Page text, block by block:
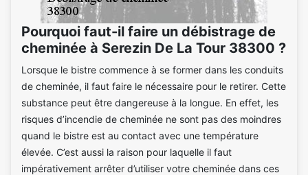
Pourquoi faut-il faire un débistrage de
cheminée à Serezin De La Tour 38300 ?
Lorsque le bistre commence à se former dans les conduits
de cheminée, il faut faire le nécessaire pour le retirer. Cette
substance peut être dangereuse à la longue. En effet, les
risques d’incendie de cheminée ne sont pas des moindres
quand le bistre est au contact avec une température
élevée. C’est aussi la raison pour laquelle il faut
impérativement arrêter d’utiliser votre cheminée dans ces